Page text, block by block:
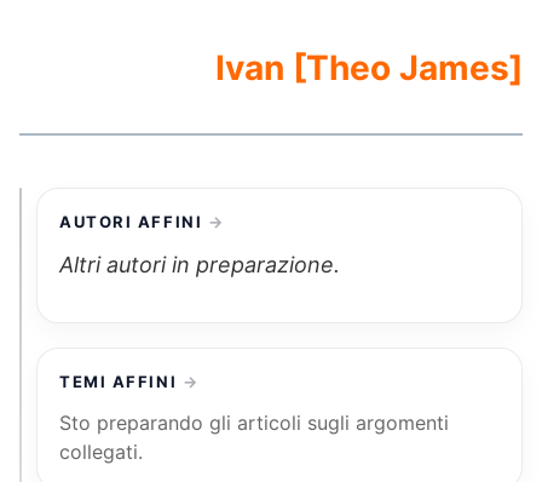
Ivan [Theo James]
AUTORI AFFINI
Altri autori in preparazione.
TEMI AFFINI
Sto preparando gli articoli sugli argomenti
collegati.